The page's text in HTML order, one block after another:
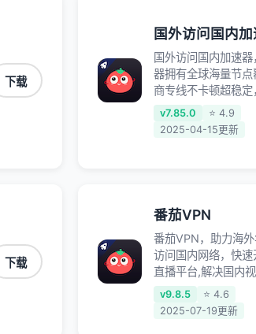
下载
国外访问国内
国外访问国内加速
器拥有全球海量节
商专线不卡顿超稳定
华人和留学生打造，
人免除地域限制，随
v7.85.0
⭐ 4.9
2025-04-15更新
下载
番茄VPN
番茄VPN，助力海
访问国内网络，快
直播平台,解决国内
卡顿问题；更能加速
戏，超低延迟稳定不
v9.8.5
⭐ 4.6
2025-07-19更新